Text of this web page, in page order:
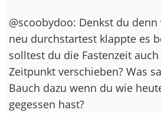
@scoobydoo: Denkst du
neu durchstartest klappte es
solltest du die Fastenzeit
Zeitpunkt verschieben? Was
Bauch dazu wenn du wie
gegessen hast?